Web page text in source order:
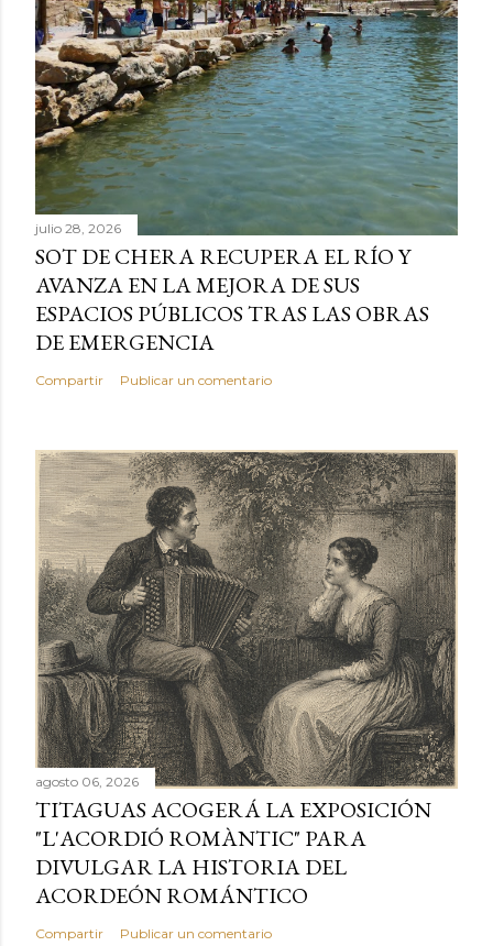
julio 28, 2026
SOT DE CHERA RECUPERA EL RÍO Y
AVANZA EN LA MEJORA DE SUS
ESPACIOS PÚBLICOS TRAS LAS OBRAS
DE EMERGENCIA
Compartir Publicar un comentario
agosto 06, 2026
TITAGUAS ACOGERÁ LA EXPOSICIÓN
"L'ACORDIÓ ROMÀNTIC" PARA
DIVULGAR LA HISTORIA DEL
ACORDEÓN ROMÁNTICO
Compartir Publicar un comentario